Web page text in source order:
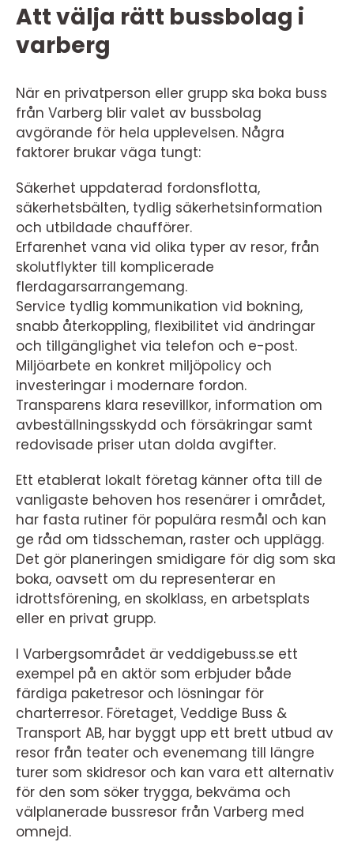
Att välja rätt bussbolag i
varberg
När en privatperson eller grupp ska boka buss
från Varberg blir valet av bussbolag
avgörande för hela upplevelsen. Några
faktorer brukar väga tungt:
Säkerhet uppdaterad fordonsflotta,
säkerhetsbälten, tydlig säkerhetsinformation
och utbildade chaufförer.
Erfarenhet vana vid olika typer av resor, från
skolutflykter till komplicerade
flerdagarsarrangemang.
Service tydlig kommunikation vid bokning,
snabb återkoppling, flexibilitet vid ändringar
och tillgänglighet via telefon och e-post.
Miljöarbete en konkret miljöpolicy och
investeringar i modernare fordon.
Transparens klara resevillkor, information om
avbeställningsskydd och försäkringar samt
redovisade priser utan dolda avgifter.
Ett etablerat lokalt företag känner ofta till de
vanligaste behoven hos resenärer i området,
har fasta rutiner för populära resmål och kan
ge råd om tidsscheman, raster och upplägg.
Det gör planeringen smidigare för dig som ska
boka, oavsett om du representerar en
idrottsförening, en skolklass, en arbetsplats
eller en privat grupp.
I Varbergsområdet är veddigebuss.se ett
exempel på en aktör som erbjuder både
färdiga paketresor och lösningar för
charterresor. Företaget, Veddige Buss &
Transport AB, har byggt upp ett brett utbud av
resor från teater och evenemang till längre
turer som skidresor och kan vara ett alternativ
för den som söker trygga, bekväma och
välplanerade bussresor från Varberg med
omnejd.